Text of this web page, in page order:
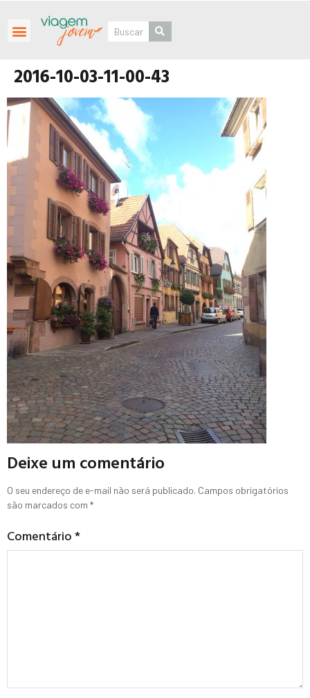
2016-10-03-11-00-43
Deixe um comentário
O seu endereço de e-mail não será publicado. Campos obrigatórios
são marcados com *
Comentário*